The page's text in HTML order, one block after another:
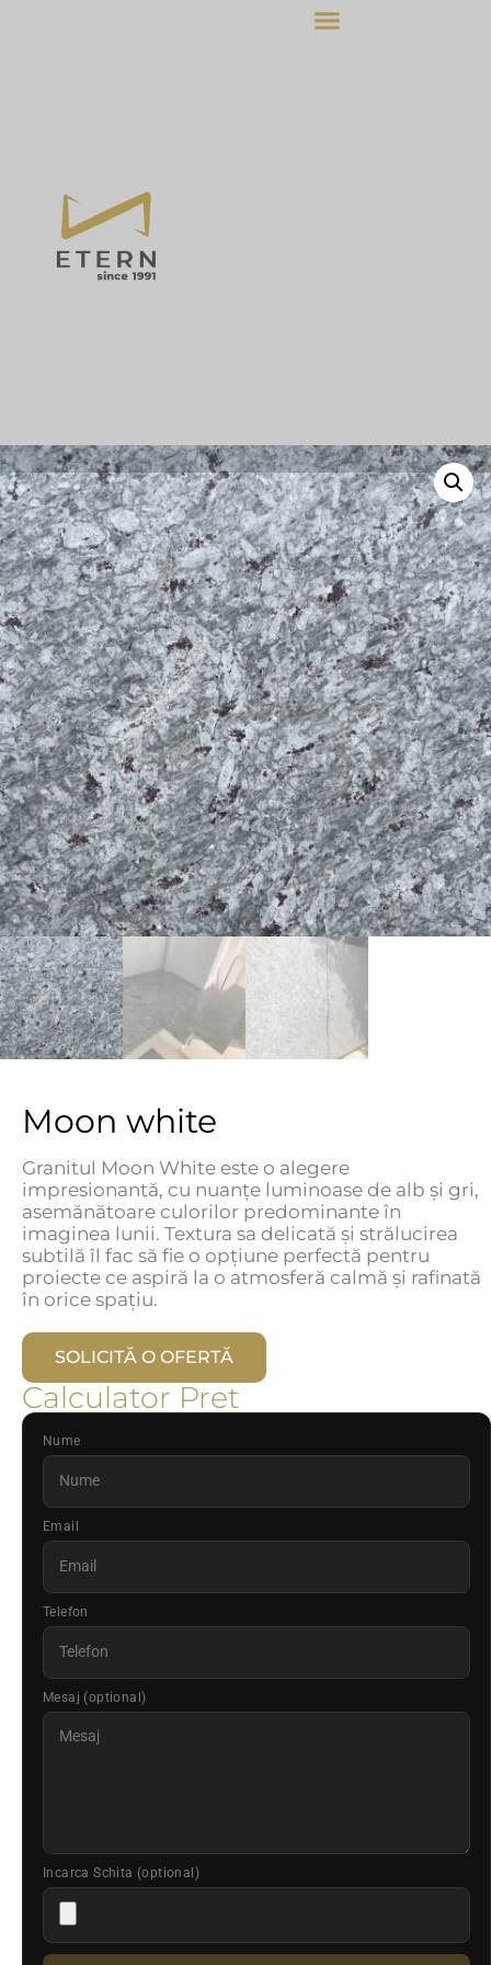
Moon white
Granitul Moon White este o alegere
impresionantă, cu nuanțe luminoase de alb și gri,
asemănătoare culorilor predominante în
imaginea lunii. Textura sa delicată și strălucirea
subtilă îl fac să fie o opțiune perfectă pentru
proiecte ce aspiră la o atmosferă calmă și rafinată
în orice spațiu.
SOLICITĂ O OFERTĂ
Calculator Pret
Nume
Email
Telefon
Mesaj (optional)
Incarca Schita (optional)